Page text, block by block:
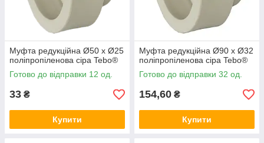
Муфта редукційна Ø50 х Ø25
поліпропіленова сіра Tebo®
Готово до відправки 12 од.
33 ₴
Купити
Муфта редукційна Ø90 х Ø32
поліпропіленова сіра Tebo®
Готово до відправки 32 од.
154,60 ₴
Купити